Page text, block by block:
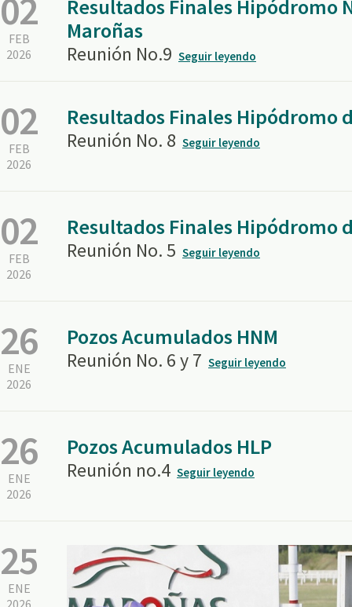
02
FEB
2026
Resultados Finales Hipódromo
Maroñas
Reunión No.9 Seguir leyendo
02
FEB
2026
Resultados Finales Hipódromo
Reunión No. 8 Seguir leyendo
02
FEB
2026
Resultados Finales Hipódromo
Reunión No. 5 Seguir leyendo
26
ENE
2026
Pozos Acumulados HNM
Reunión No. 6 y 7 Seguir leyendo
26
ENE
2026
Pozos Acumulados HLP
Reunión no.4 Seguir leyendo
25
ENE
2026